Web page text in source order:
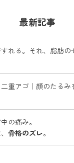
最新記事
れる。それ、脂肪の
重アゴ｜顔のたるみ
の痛み。
骨格のズレ。